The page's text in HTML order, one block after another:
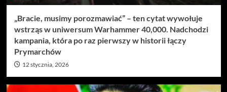
„Bracie, musimy porozmawiać” – ten cytat wywołuje
wstrząs w uniwersum Warhammer 40,000. Nadchodzi
kampania, która po raz pierwszy w historii łączy
Prymarchów
12 stycznia, 2026